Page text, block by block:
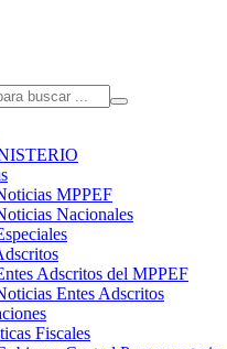
MPPEF
Nacionales
Adscritos del MPPEF
Entes Adscritos
Fiscales